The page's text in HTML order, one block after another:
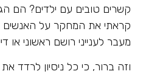
קשרים טובים עם ילדים? הם
קראתי את המחקר על האנשים
מעבר לענייני רושם ראשוני או
וזה ברור, כי כל ניסיון לרדד את